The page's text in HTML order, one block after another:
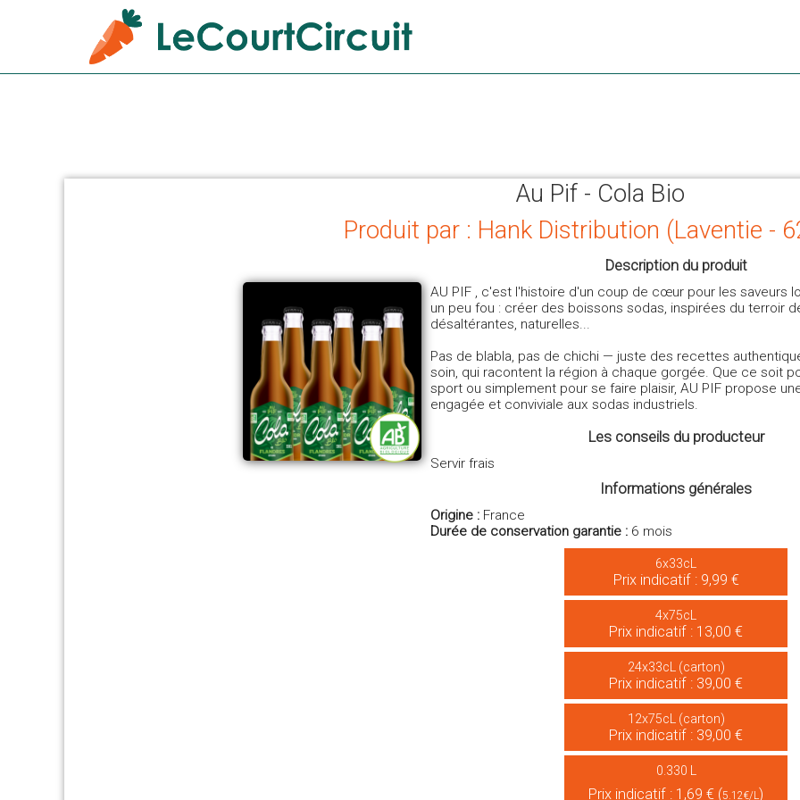
Au Pif - Cola Bio
Produit par : Hank Distribution (Laventie -
Description du produit
AU PIF , c'est l'histoire d'un coup de cœur pour les saveurs
un peu fou : créer des boissons sodas, inspirées du terroir
désaltérantes, naturelles...
Pas de blabla, pas de chichi — juste des recettes
soin, qui racontent la région à chaque gorgée. Que ce soit
sport ou simplement pour se faire plaisir, AU PIF propose
engagée et conviviale aux sodas industriels.
Un goût unique, et une envie : remettre du bon sens — et du
Les conseils du producteur
Servir frais
Informations générales
Origine : France
Durée de conservation garantie : 6 mois
6x33cL
Prix indicatif : 9,99 €
4x75cL
Prix indicatif : 13,00 €
24x33cL (carton)
Prix indicatif : 39,00 €
12x75cL (carton)
Prix indicatif : 39,00 €
0.330 L
Prix indicatif : 1,69 € (5.12€/L)